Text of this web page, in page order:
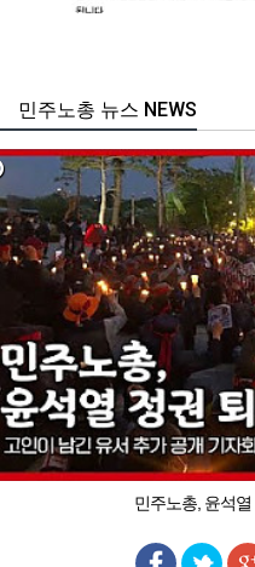
주노총 뉴스 NEWS
민주노총, 윤석